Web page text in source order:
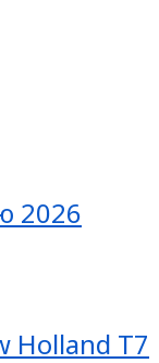
2026
Holland T7